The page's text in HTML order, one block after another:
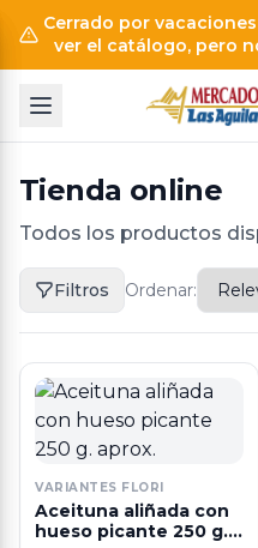
Cerrado por
ver el catálogo, pero
Tienda online
Todos los productos
Filtros Ordenar:
VARIANTES FLORI
Aceituna aliñada con
hueso picante 250 g.